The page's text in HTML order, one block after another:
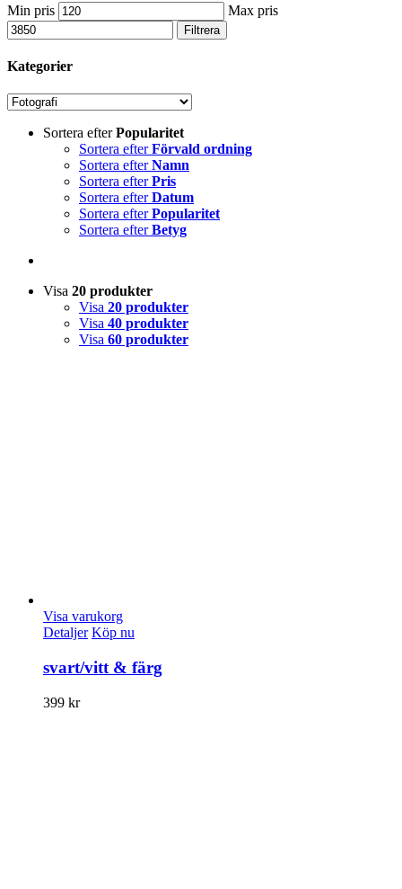
Min pris Max pris
Filtrera
Kategorier
Sortera efterPopularitet
Sortera efterFörvald ordning
Sortera efterNamn
Sortera efterPris
Sortera efterDatum
Sortera efterPopularitet
Sortera efterBetyg
Visa 20 produkter
Visa 20 produkter
Visa 40 produkter
Visa 60 produkter
Visa varukorg
Detaljer Köp nu
svart/vitt & färg
399 kr